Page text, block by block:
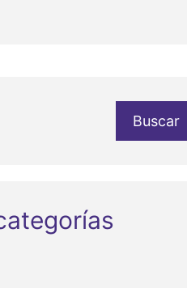
Buscar